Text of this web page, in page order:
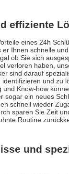
effiziente
eines 24h
er Ihnen schnelle
ob Sie sich
verloren haben,
sind darauf
identifizieren und zu
und Know-how
sogar ein neues
schnell wieder
sparen Sie Zeit
Routine
und